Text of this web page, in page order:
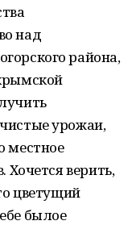
над
района,
урожаи,
местное
Хочется верить,
цветущий
былое